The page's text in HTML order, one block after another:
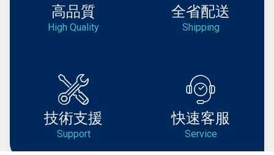
高品質
High Quality
全省配送
Shipping
技術支援
Support
快速客服
Service